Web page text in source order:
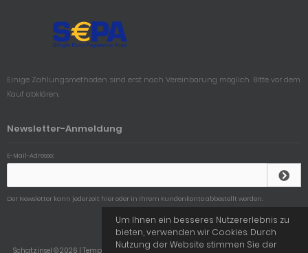
Einige Zahlungsmethoden sind erst nach Vereinbarung möglich. Bitte vor dem
Kauf abklären.
Newsletter-Anmeldung
E-Mail-Adresse:
Der Newsletter kann jederzeit hier oder in Ihrem Kundenkonto abbestellt werden.
Schatzinsel © 2026 | Template © 2009-2026 by mod ified eCommerce Shopsoftware
Um Ihnen ein besseres Nutzererlebnis zu
bieten, verwenden wir Cookies. Durch
Nutzung der Website stimmen Sie der